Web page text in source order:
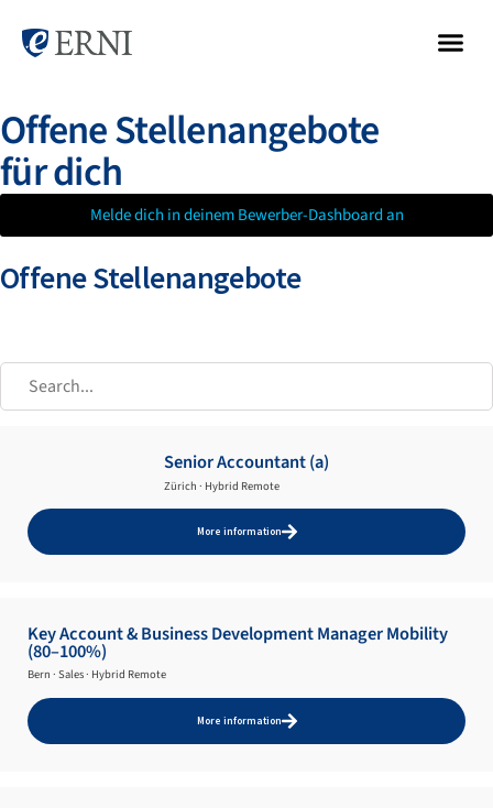
Offene Stellenangebote
für dich
Melde dich in deinem Bewerber-Dashboard an
Offene Stellenangebote
Senior Accountant (a)
Zürich · Hybrid Remote
More information
Key Account & Business Development Manager Mobility
(80–100%)
Bern · Sales · Hybrid Remote
More information